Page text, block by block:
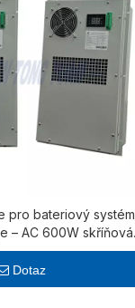
pro bateriový systém
– AC 600W skříňová
jednotka
Dotaz